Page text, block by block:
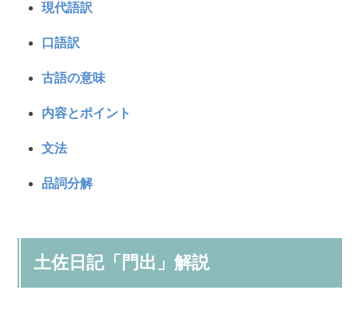
現代語訳
口語訳
古語の意味
内容とポイント
文法
品詞分解
土佐日記「門出」解説